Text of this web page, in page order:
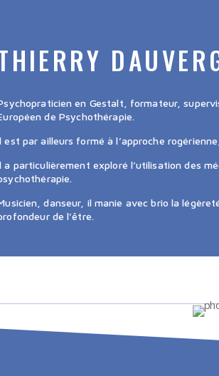
en Gestalt, formateur,
de Psychothérapie.
est par ailleurs formé à l’approche
a particulièrement exploré l’utilisation des
danseur, il manie avec brio la
de l’être.